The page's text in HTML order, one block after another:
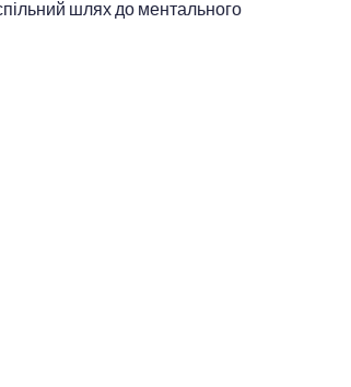
шлях до ментального